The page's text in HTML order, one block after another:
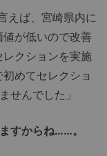
えば、宮崎県内に
が低いので改善
クションを実施
めてセレクショ
せんでした」
すからね……。